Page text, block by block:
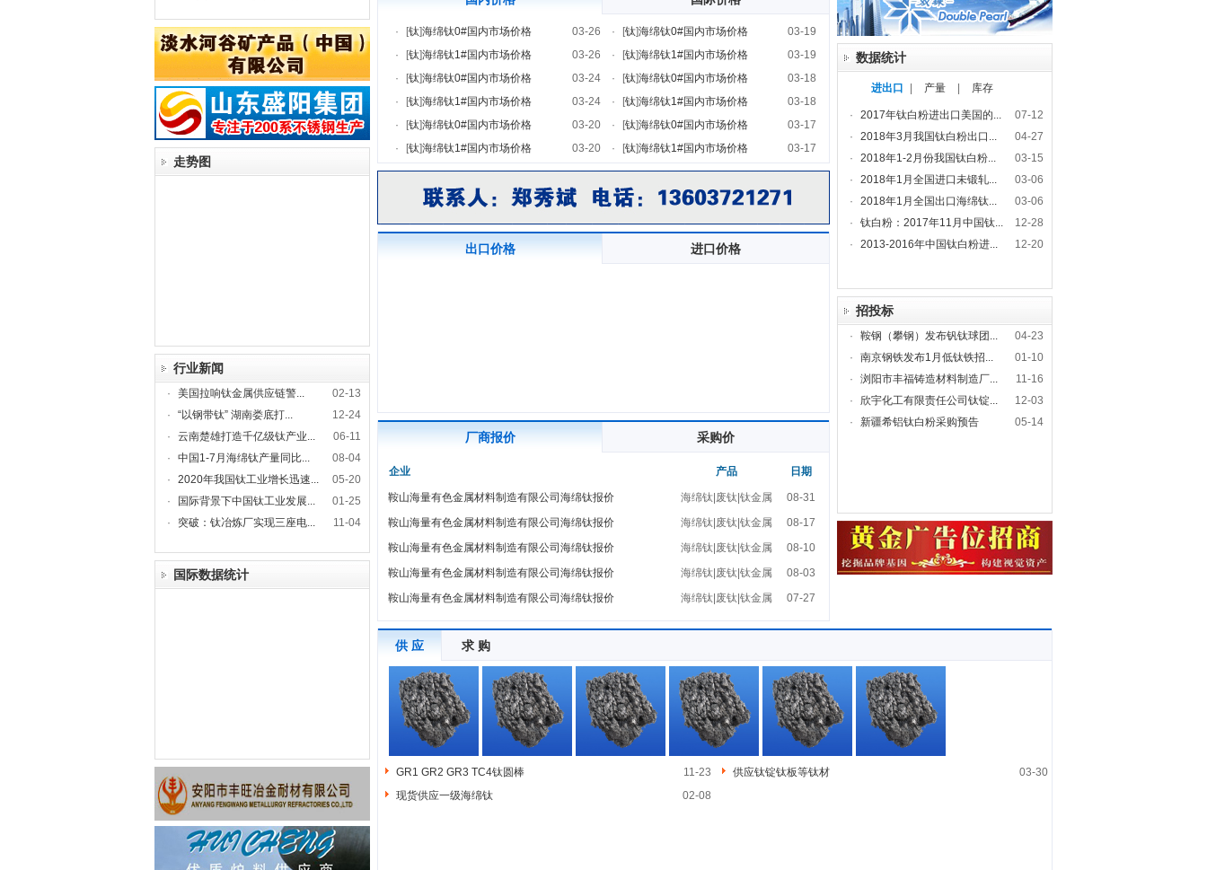
走势图
行业新闻
· 美国拉响钛金属供应链警...
02-13
·
“以钢带钛” 湖南娄底打...
12-24
·
云南楚雄打造千亿级钛产业...
06-11
·
中国1-7月海绵钛产量同比...
08-04
·
2020年我国钛工业增长迅速...
05-20
·
国际背景下中国钛工业发展...
01-25
·
突破：钛冶炼厂实现三座电... 11-04
国际数据统计
· [钛]海绵钛0#国内市场价格
03-26
·
[钛]海绵钛1#国内市场价格
03-26
·
[钛]海绵钛0#国内市场价格
03-24
·
[钛]海绵钛1#国内市场价格
03-24
·
[钛]海绵钛0#国内市场价格
03-20
·
[钛]海绵钛1#国内市场价格 03-20
· [钛]海绵钛0#国内市场价格
03-19
·
[钛]海绵钛1#国内市场价格
03-19
·
[钛]海绵钛0#国内市场价格
03-18
·
[钛]海绵钛1#国内市场价格
03-18
·
[钛]海绵钛0#国内市场价格
03-17
·
[钛]海绵钛1#国内市场价格 03-17
出口价格 进口价格
厂商报价 采购价
企业 产品 日期
鞍山海量有色金属材料制造有限公司海绵钛报价 海绵钛|废钛|钛金属
08-31
鞍山海量有色金属材料制造有限公司海绵钛报价
海绵钛|废钛|钛金属
08-17
鞍山海量有色金属材料制造有限公司海绵钛报价
海绵钛|废钛|钛金属
08-10
鞍山海量有色金属材料制造有限公司海绵钛报价
海绵钛|废钛|钛金属
08-03
鞍山海量有色金属材料制造有限公司海绵钛报价
海绵钛|废钛|钛金属 07-27
数据统计
进出口 产量 库存
· 2017年钛白粉进出口美国的...
07-12
·
2018年3月我国钛白粉出口...
04-27
·
2018年1-2月份我国钛白粉...
03-15
·
2018年1月全国进口未锻轧...
03-06
·
2018年1月全国出口海绵钛...
03-06
·
钛白粉：2017年11月中国钛...
12-28
·
2013-2016年中国钛白粉进... 12-20
招投标
· 鞍钢（攀钢）发布钒钛球团...
04-23
·
南京钢铁发布1月低钛铁招...
01-10
·
浏阳市丰福铸造材料制造厂...
11-16
·
欣宇化工有限责任公司钛锭...
12-03
·
新疆希铝钛白粉采购预告 05-14
供 应 求 购
GR1 GR2 GR3 TC4钛圆棒
11-23
现货供应一级海绵钛
02-08
供应钛锭钛板等钛材 03-30